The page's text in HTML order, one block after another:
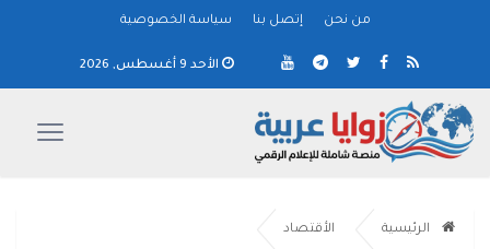
من نحن إتصل بنا سياسة الخصوصية
الأحد 9 أغسطس, 2026
الرئيسية الأقتصاد